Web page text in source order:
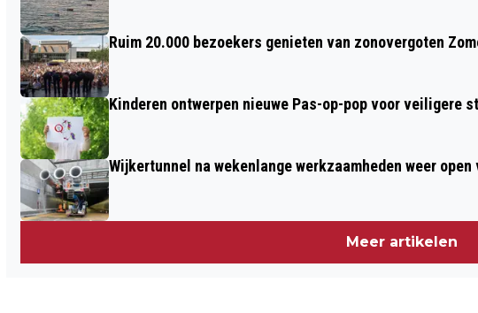
Ruim 20.000 bezoekers genieten van zonovergoten
Kinderen ontwerpen nieuwe Pas-op-pop voor veiligere
Wijkertunnel na wekenlange werkzaamheden weer
Meer artikelen